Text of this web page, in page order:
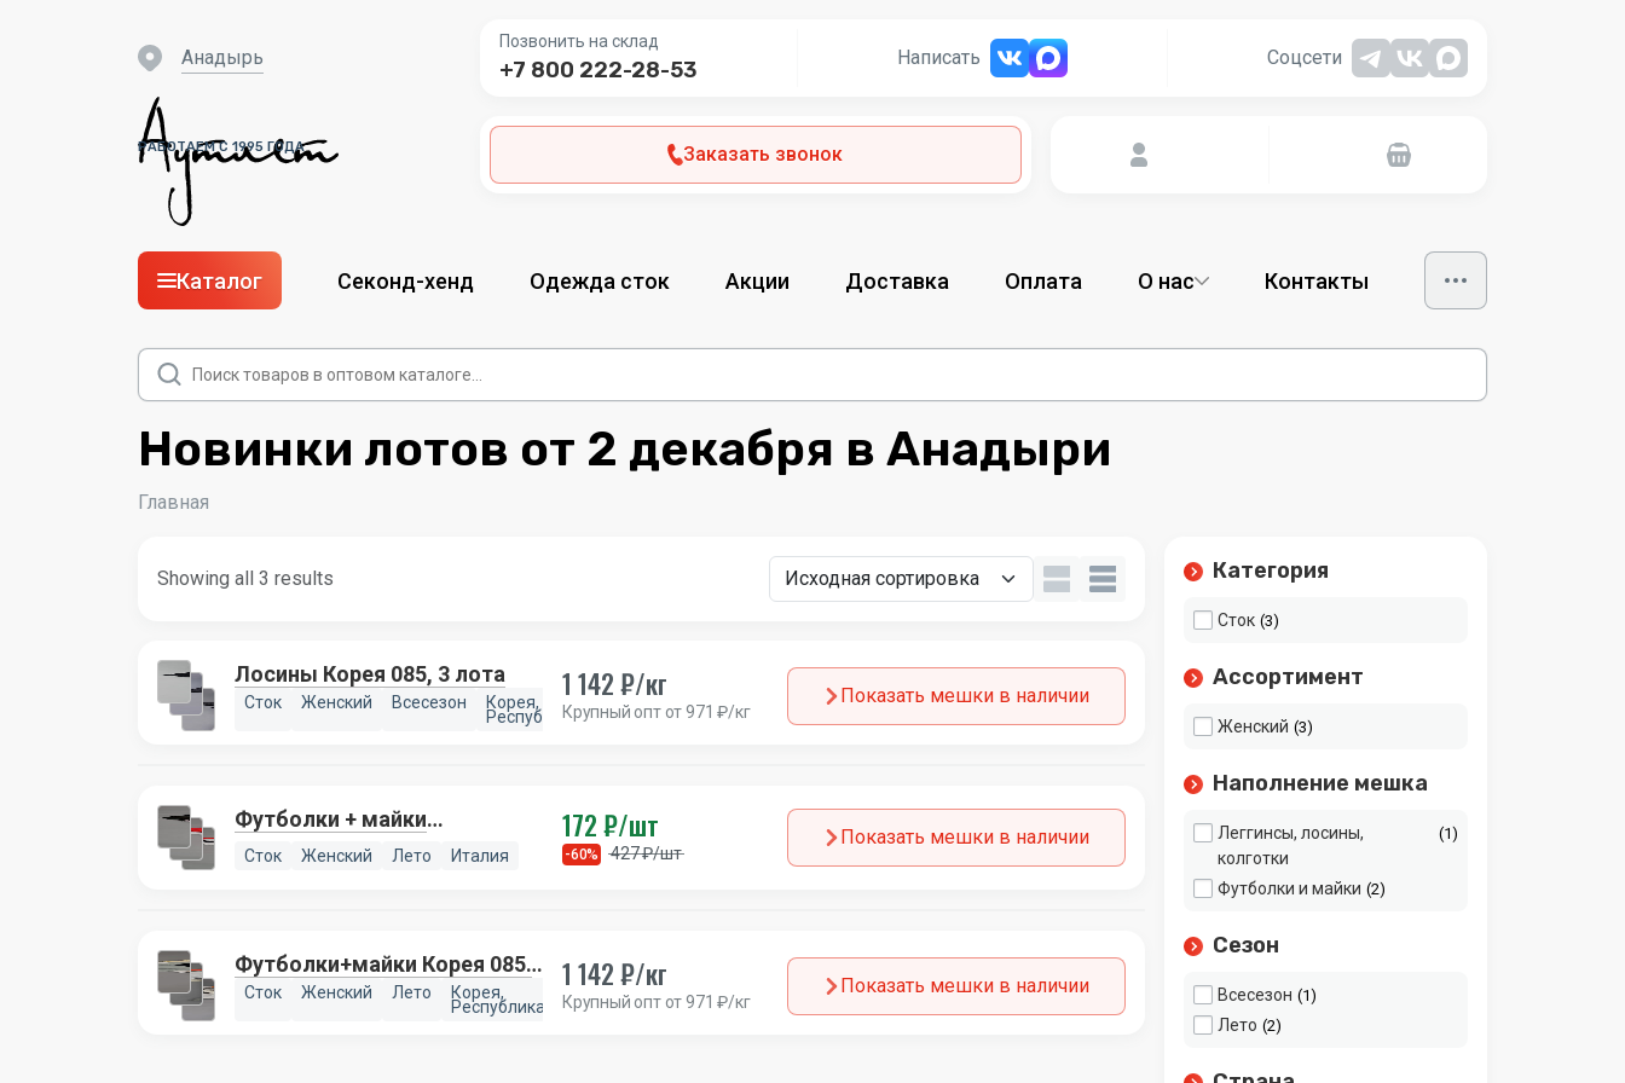
РАБОТАЕМ С 1995 ГОДА
Анадырь
Позвонить на склад
+7 800 222-28-53 Написать Соцсети
Заказать звонок
Каталог Секонд-хенд Одежда сток Акции Доставка Оплата О нас Контакты
Поиск
товаров
Новинки лотов от 2 декабря в Анадыри
Главная
Showing all 3 results
Лосины Корея 085, 3 лота
Сток Женский Всесезон Корея,
Республика
1 142 ₽/кг
Крупный опт от 971 ₽/кг
Показать мешки в наличии
Футболки + майки
CALZEDONIA, 3 лота
Сток Женский Лето Италия
172 ₽/шт
-60% 427 ₽/шт
Показать мешки в наличии
Футболки+майки Корея 085,
3 лота
Сток Женский Лето Корея,
Республика
1 142 ₽/кг
Крупный опт от 971 ₽/кг
Показать мешки в наличии
Категория
Сток 3
Ассортимент
Женский 3
Наполнение мешка
Леггинсы, лосины,
колготки
1
Футболки и майки 2
Сезон
Всесезон 1
Лето 2